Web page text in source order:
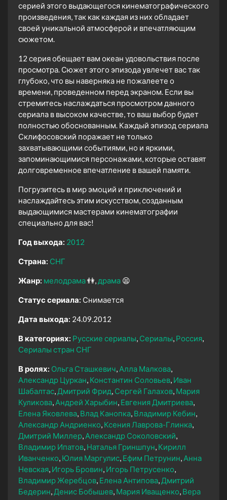
серией этого выдающегося кинематографического
произведения, так как каждая из них обладает
своей уникальной атмосферой и впечатляющим
сюжетом.
12 серия обещает вам океан удовольствия после
просмотра. Сюжет этого эпизода увлечет вас так
глубоко, что вы наверняка не пожалеете о
времени, проведенном перед экраном. Если вы
стремитесь наслаждаться просмотром данного
сериала в высоком качестве, то ваш выбор будет
полностью обоснованным. Каждый эпизод сериала
Склифосовский поражает не только
захватывающими событиями, но и яркими,
запоминающимися персонажами, которые оставят
долговременное впечатление в вашей памяти.
Погрузитесь в мир эмоций и приключений и
наслаждайтесь этим искусством, созданным
выдающимися мастерами кинематографии
специально для вас!
Год выхода: 2012
Страна: СНГ
Жанр: мелодрама👫 драма 😫
Статус сериала: Снимается
Дата выхода: 24.09.2012
В категориях: Русские сериалы Сериалы Россия
Сериалы стран СНГ
В ролях: Ольга Сташкевич Алла Малкова
Александр Цуркан Константин Соловьев Иван
Шабалтас Дмитрий Фрид Сергей Галахов Мария
Куликова Андрей Харыбин Евгения Дмитриева
Елена Яковлева Влад Канопка Владимир Кебин
Александр Андриенко Ксения Лаврова-Глинка
Дмитрий Миллер Александр Соколовский
Владимир Ипатов Наталья Гриншпун Кирилл
Иванченко Юлия Маргулис Ефим Петрунин Анна
Невская Игорь Бровин Игорь Петрусенко
Владимир Жеребцов Елена Антипова Дмитрий
Бедерин Денис Бобышев Мария Иващенко Вера